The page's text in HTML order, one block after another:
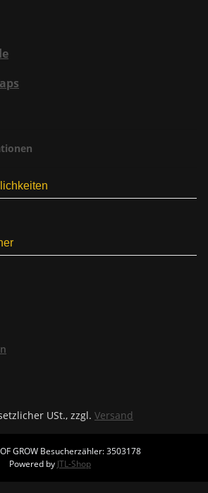
USt., zzgl. Versand
GROW Besucherzähler: 3503178
Powered by JTL-Shop